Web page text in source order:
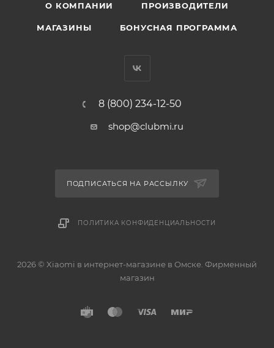
О КОМПАНИИ ПРОИЗВОДИТЕЛИ
МАГАЗИНЫ БОНУСНАЯ ПРОГРАММА
8 (800) 234-12-50
shop@clubmi.ru
ПОДПИСАТЬСЯ НА РАССЫЛКУ
ПОЛИТИКА КОНФИДЕНЦИАЛЬНОСТИ
2026 © Xiaomi в интернет-магазине в Омске. Фирменный
магазин